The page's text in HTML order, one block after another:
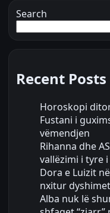
Search
Recent Posts
Horoskopi
Fustani i
vëmendjen
Rihanna dhe
vallëzimi i tyre
Dora e Luizit
nxitur
Alba nuk lë